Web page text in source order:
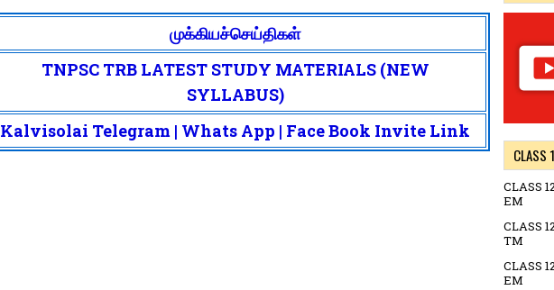
முக்கியச்செய்திகள்
TNPSC TRB LATEST STUDY MATERIALS (NEW
SYLLABUS)
Kalvisolai Telegram | Whats App | Face Book Invite Link
CLASS
CLASS
EM
CLASS
TM
CLASS
EM